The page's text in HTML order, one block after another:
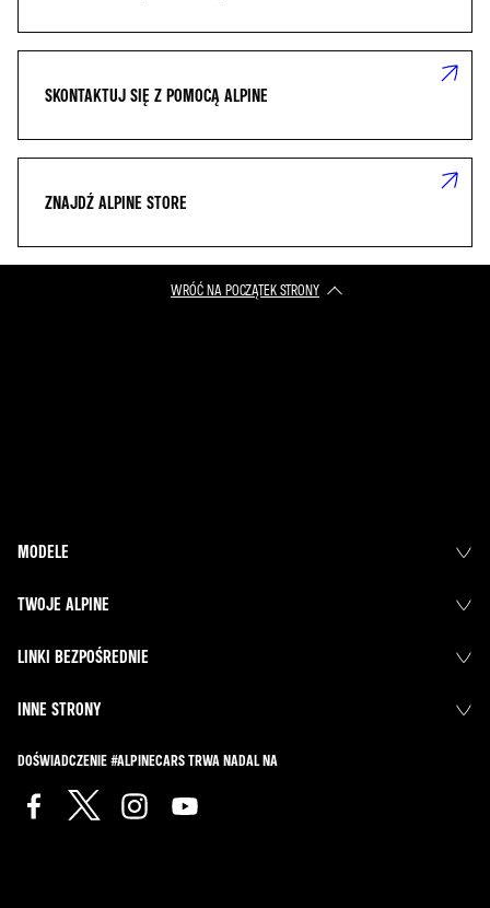
SKONTAKTUJ SIĘ Z POMOCĄ ALPINE
ZNAJDŹ ALPINE STORE
WRÓĆ NA POCZĄTEK STRONY
MODELE
TWOJE ALPINE
LINKI BEZPOŚREDNIE
INNE STRONY
DOŚWIADCZENIE #ALPINECARS TRWA NADAL NA